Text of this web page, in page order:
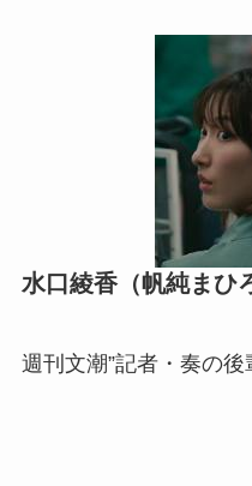
水口綾香（帆純まひ
週刊文潮”記者・奏の後